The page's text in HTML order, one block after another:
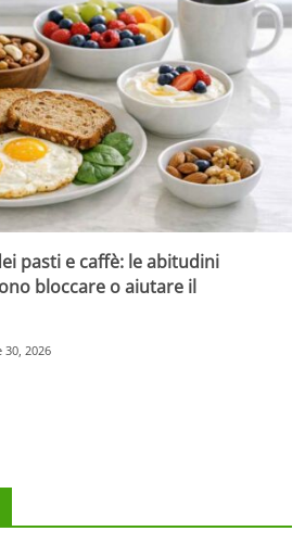
pasti e caffè: le abitudini
bloccare o aiutare il
30, 2026